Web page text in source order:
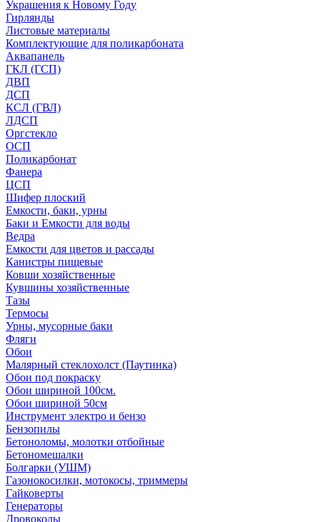
Украшения к Новому Году
Гирлянды
Листовые материалы
Комплектующие для поликарбоната
Аквапанель
ГКЛ (ГСП)
ДВП
ДСП
КСЛ (ГВЛ)
ЛДСП
Оргстекло
ОСП
Поликарбонат
Фанера
ЦСП
Шифер плоский
Емкости, баки, урны
Баки и Емкости для воды
Ведра
Емкости для цветов и рассады
Канистры пищевые
Ковши хозяйственные
Кувшины хозяйственные
Тазы
Термосы
Урны, мусорные баки
Фляги
Обои
Малярный стеклохолст (Паутинка)
Обои под покраску
Обои шириной 100см.
Обои шириной 50см
Инструмент электро и бензо
Бензопилы
Бетоноломы, молотки отбойные
Бетономешалки
Болгарки (УШМ)
Газонокосилки, мотокосы, триммеры
Гайковерты
Генераторы
Дровоколы